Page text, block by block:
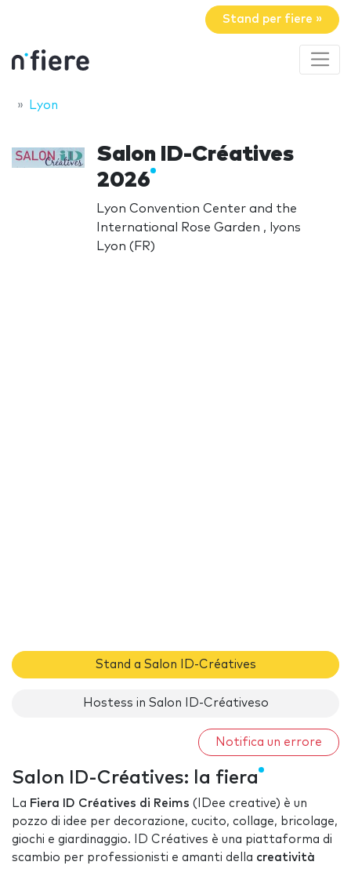
Stand per fiere »
Lyon
Salon ID-Créatives
2026
Lyon Convention Center and the
International Rose Garden , lyons
Lyon (FR)
Stand a Salon ID-Créatives
Hostess in Salon ID-Créativeso
Notifica un errore
Salon ID-Créatives: la fiera
La Fiera ID Créatives di Reims (IDee creative) è un
pozzo di idee per decorazione, cucito, collage, bricolage,
giochi e giardinaggio. ID Créatives è una piattaforma di
scambio per professionisti e amanti della creatività